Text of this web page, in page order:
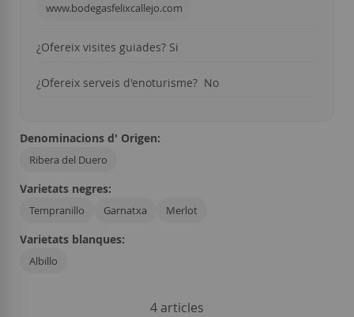
www.bodegasfelixcallejo.com
¿Ofereix visites guiades? Si
¿Ofereix serveis d'enoturisme? No
Denominacions d' Origen:
Ribera del Duero
Varietats negres:
Tempranillo Garnatxa Merlot
Varietats blanques:
Albillo
4 articles